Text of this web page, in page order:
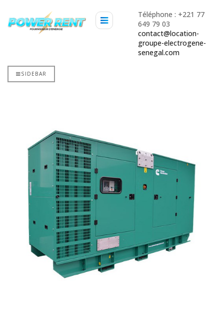
Téléphone : +221 77
649 79 03
contact@location-
groupe-electrogene-
senegal.com
SIDEBAR